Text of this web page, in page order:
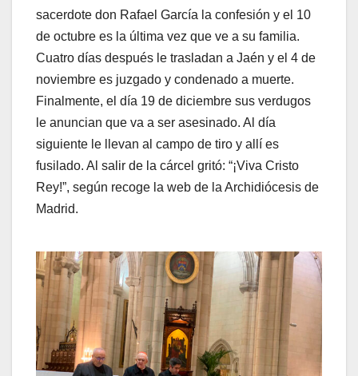
sacerdote don Rafael García la confesión y el 10
de octubre es la última vez que ve a su familia.
Cuatro días después le trasladan a Jaén y el 4 de
noviembre es juzgado y condenado a muerte.
Finalmente, el día 19 de diciembre sus verdugos
le anuncian que va a ser asesinado. Al día
siguiente le llevan al campo de tiro y allí es
fusilado. Al salir de la cárcel gritó: “¡Viva Cristo
Rey!”, según recoge la web de la Archidiócesis de
Madrid.